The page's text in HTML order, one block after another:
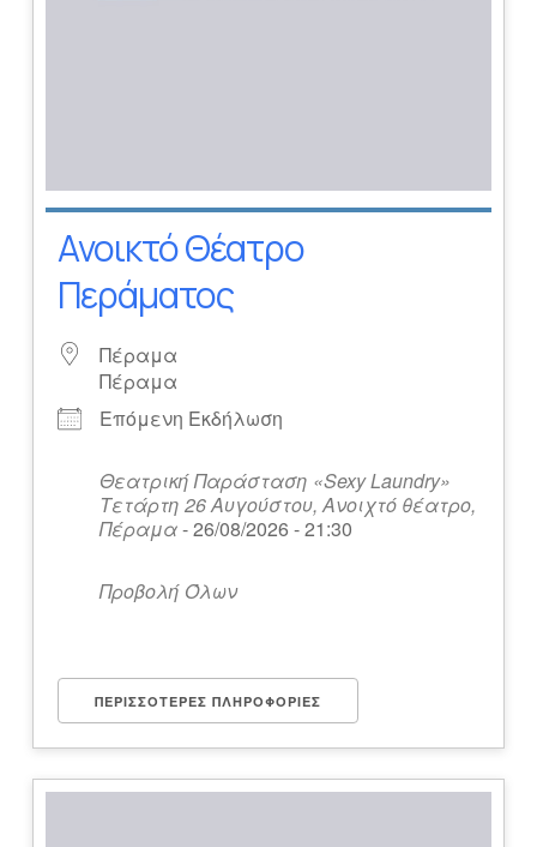
Ανοικτό Θέατρο
Περάματος
Πέραμα
Πέραμα
Επόμενη Εκδήλωση
Θεατρική Παράσταση «Sexy Laundry»
Τετάρτη 26 Αυγούστου, Ανοιχτό θέατρο,
Πέραμα- 26/08/2026 - 21:30
Προβολή Όλων
ΠΕΡΙΣΣΌΤΕΡΕΣ ΠΛΗΡΟΦΟΡΊΕΣ